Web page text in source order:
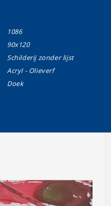
1086
90x120
Schilderij zonder lijst
Acryl - Olieverf
Doek